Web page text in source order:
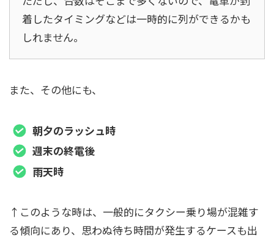
着したタイミングなどは一時的に列ができるかも
しれません。
また、その他にも、
朝夕のラッシュ時
週末の終電後
雨天時
↑このような時は、一般的にタクシー乗り場が混雑す
る傾向にあり、思わぬ待ち時間が発生するケースも出